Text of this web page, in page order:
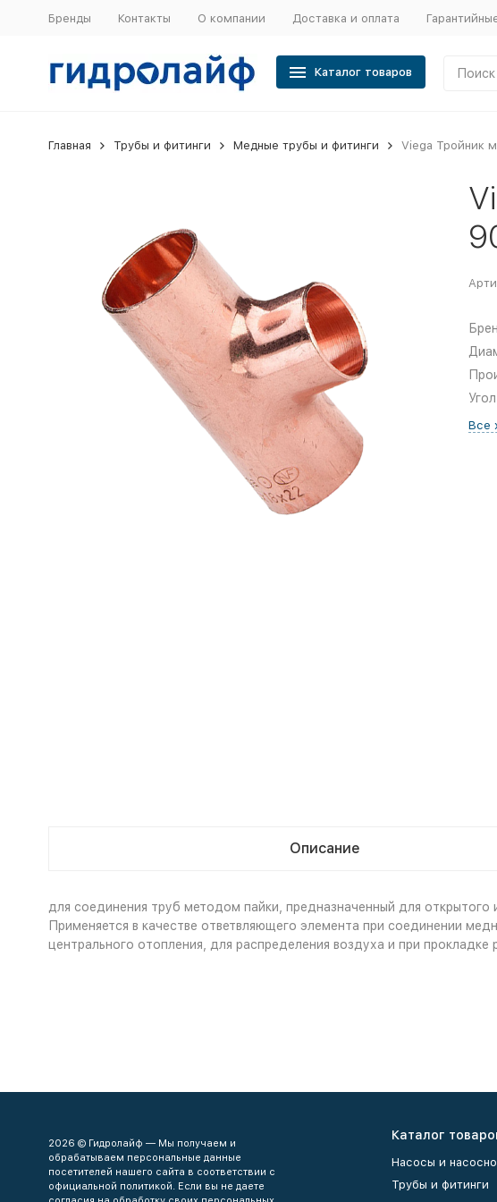
Бренды Контакты О компании Доставка и оплата
Каталог товаров
Главная Трубы и фитинги Медные трубы и фитинги Viega Тройник
Все
Описание
для соединения труб методом пайки, предназначенный для
Применяется в качестве ответвляющего элемента при соединении
центрального отопления, для распределения воздуха и при
2026 © Гидролайф — Мы получаем и
обрабатываем персональные данные
посетителей нашего сайта в соответствии с
официальной политикой. Если вы не даете
Каталог
Насосы и
Трубы и фитинги